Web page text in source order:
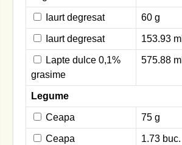
Iaurt degresat 60 g
Iaurt degresat 153.93 ml
Lapte dulce 0,1%
grasime
575.88 ml
Legume
Ceapa 75 g
Ceapa 1.73 buc.